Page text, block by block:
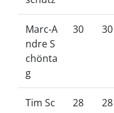
Marc-A
ndre S
chönta
g
30 30
Tim Sc
28 28